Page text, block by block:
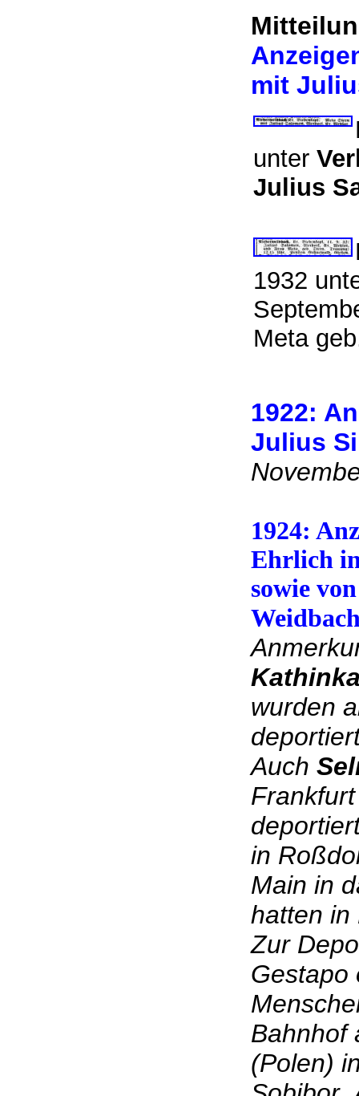
mit
unter
Julius
1932
Meta
1922:
Julius
1924:
Ehrlich
sowie
wurden
Auch
in
Main in
hatten in
Zur
Gestapo
Bahnhof
(Polen)